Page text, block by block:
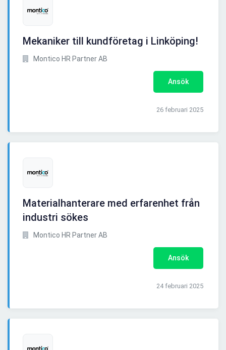
Mekaniker till kundföretag i Linköping!
Montico HR Partner AB
Ansök
26 februari 2025
Materialhanterare med erfarenhet från
industri sökes
Montico HR Partner AB
Ansök
24 februari 2025